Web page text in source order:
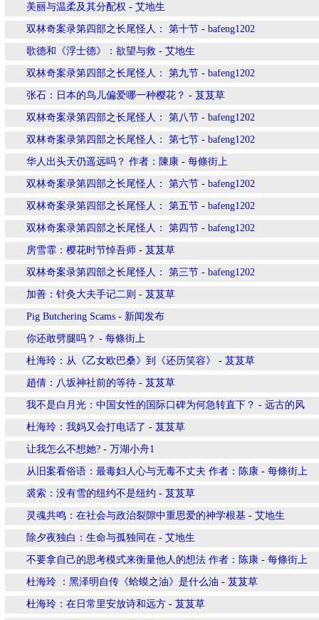
美丽与温柔及其分配权 - 艾地生
双林奇案录第四部之长尾怪人： 第十节 - bafeng1202
歌德和《浮士德》：欲望与救 - 艾地生
双林奇案录第四部之长尾怪人： 第九节 - bafeng1202
张石：日本的鸟儿偏爱哪一种樱花？ - 芨芨草
双林奇案录第四部之长尾怪人： 第八节 - bafeng1202
双林奇案录第四部之长尾怪人： 第七节 - bafeng1202
华人出头天仍遥远吗？ 作者：陳康 - 每條街上
双林奇案录第四部之长尾怪人： 第六节 - bafeng1202
双林奇案录第四部之长尾怪人： 第五节 - bafeng1202
双林奇案录第四部之长尾怪人： 第四节 - bafeng1202
房雪霏：樱花时节悼吾师 - 芨芨草
双林奇案录第四部之长尾怪人： 第三节 - bafeng1202
加善：针灸大夫手记二则 - 芨芨草
Pig Butchering Scams - 新闻发布
你还敢劈腿吗？ - 每條街上
杜海玲：从《乙女欧巴桑》到《还历笑容》 - 芨芨草
趙倩：八坂神社前的等待 - 芨芨草
我不是白月光：中国女性的国际口碑为何急转直下？ - 远古的风
杜海玲：我妈又会打电话了 - 芨芨草
让我怎么不想她? - 万湖小舟1
从旧案看俗语：最毒妇人心与无毒不丈夫 作者：陈康 - 每條街上
裘索：没有雪的纽约不是纽约 - 芨芨草
灵魂共鸣：在社会与政治裂隙中重思爱的神学根基 - 艾地生
除夕夜独白：生命与孤独同在 - 艾地生
不要拿自己的思考模式来衡量他人的想法 作者：陈康 - 每條街上
杜海玲 ：黑泽明自传《蛤蟆之油》是什么油 - 芨芨草
杜海玲：在日常里安放诗和远方 - 芨芨草